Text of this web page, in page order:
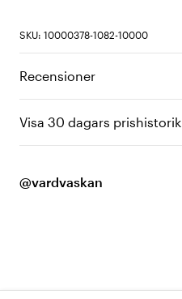
SKU: 10000378-1082-10000
Recensioner
Visa 30 dagars prishistorik
@vardvaskan